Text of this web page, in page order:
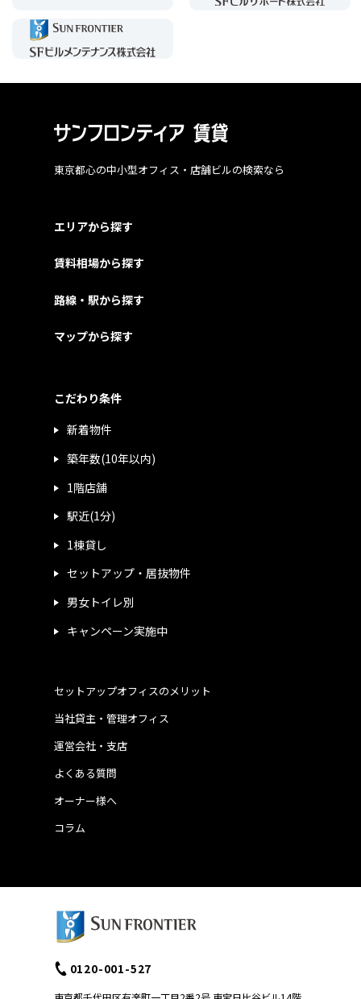
東京都心の中小型オフィス・店舗ビルの検索なら
エリアから探す
賃料相場から探す
路線・駅から探す
マップから探す
こだわり条件
新着物件
築年数(10年以内)
1階店舗
駅近(1分)
1棟貸し
セットアップ・居抜物件
男女トイレ別
キャンペーン実施中
運営会社・支店
よくある質問
当社貸主・管理オフィス
オーナー様へ
コラム
セットアップオフィスのメリット
0120-001-527